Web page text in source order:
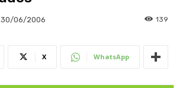
30/06/2006 139
X WhatsApp